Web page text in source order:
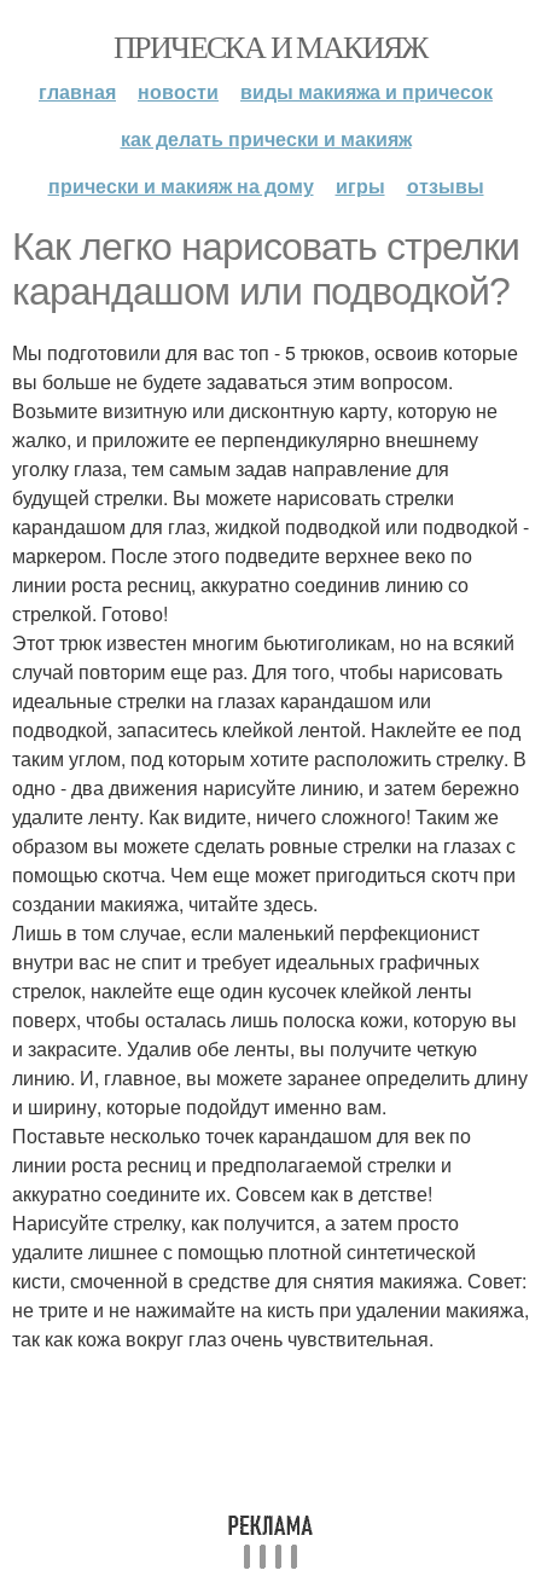
ПРИЧЕСКА И МАКИЯЖ
главная новости
виды макияжа и причесок
как делать прически и макияж
прически и макияж на дому
игры отзывы
Как легко нарисовать стрелки
карандашом или подводкой?
Мы подготовили для вас топ - 5 трюков, освоив которые
вы больше не будете задаваться этим вопросом.
Возьмите визитную или дисконтную карту, которую не
жалко, и приложите ее перпендикулярно внешнему
уголку глаза, тем самым задав направление для
будущей стрелки. Вы можете нарисовать стрелки
карандашом для глаз, жидкой подводкой или подводкой -
маркером. После этого подведите верхнее веко по
линии роста ресниц, аккуратно соединив линию со
стрелкой. Готово!
Этот трюк известен многим бьютиголикам, но на всякий
случай повторим еще раз. Для того, чтобы нарисовать
идеальные стрелки на глазах карандашом или
подводкой, запаситесь клейкой лентой. Наклейте ее под
таким углом, под которым хотите расположить стрелку. В
одно - два движения нарисуйте линию, и затем бережно
удалите ленту. Как видите, ничего сложного! Таким же
образом вы можете сделать ровные стрелки на глазах с
помощью скотча. Чем еще может пригодиться скотч при
создании макияжа, читайте здесь.
Лишь в том случае, если маленький перфекционист
внутри вас не спит и требует идеальных графичных
стрелок, наклейте еще один кусочек клейкой ленты
поверх, чтобы осталась лишь полоска кожи, которую вы
и закрасите. Удалив обе ленты, вы получите четкую
линию. И, главное, вы можете заранее определить длину
и ширину, которые подойдут именно вам.
Поставьте несколько точек карандашом для век по
линии роста ресниц и предполагаемой стрелки и
аккуратно соедините их. Cовсем как в детстве!
Нарисуйте стрелку, как получится, а затем просто
удалите лишнее с помощью плотной синтетической
кисти, смоченной в средстве для снятия макияжа. Совет:
не трите и не нажимайте на кисть при удалении макияжа,
так как кожа вокруг глаз очень чувствительная.